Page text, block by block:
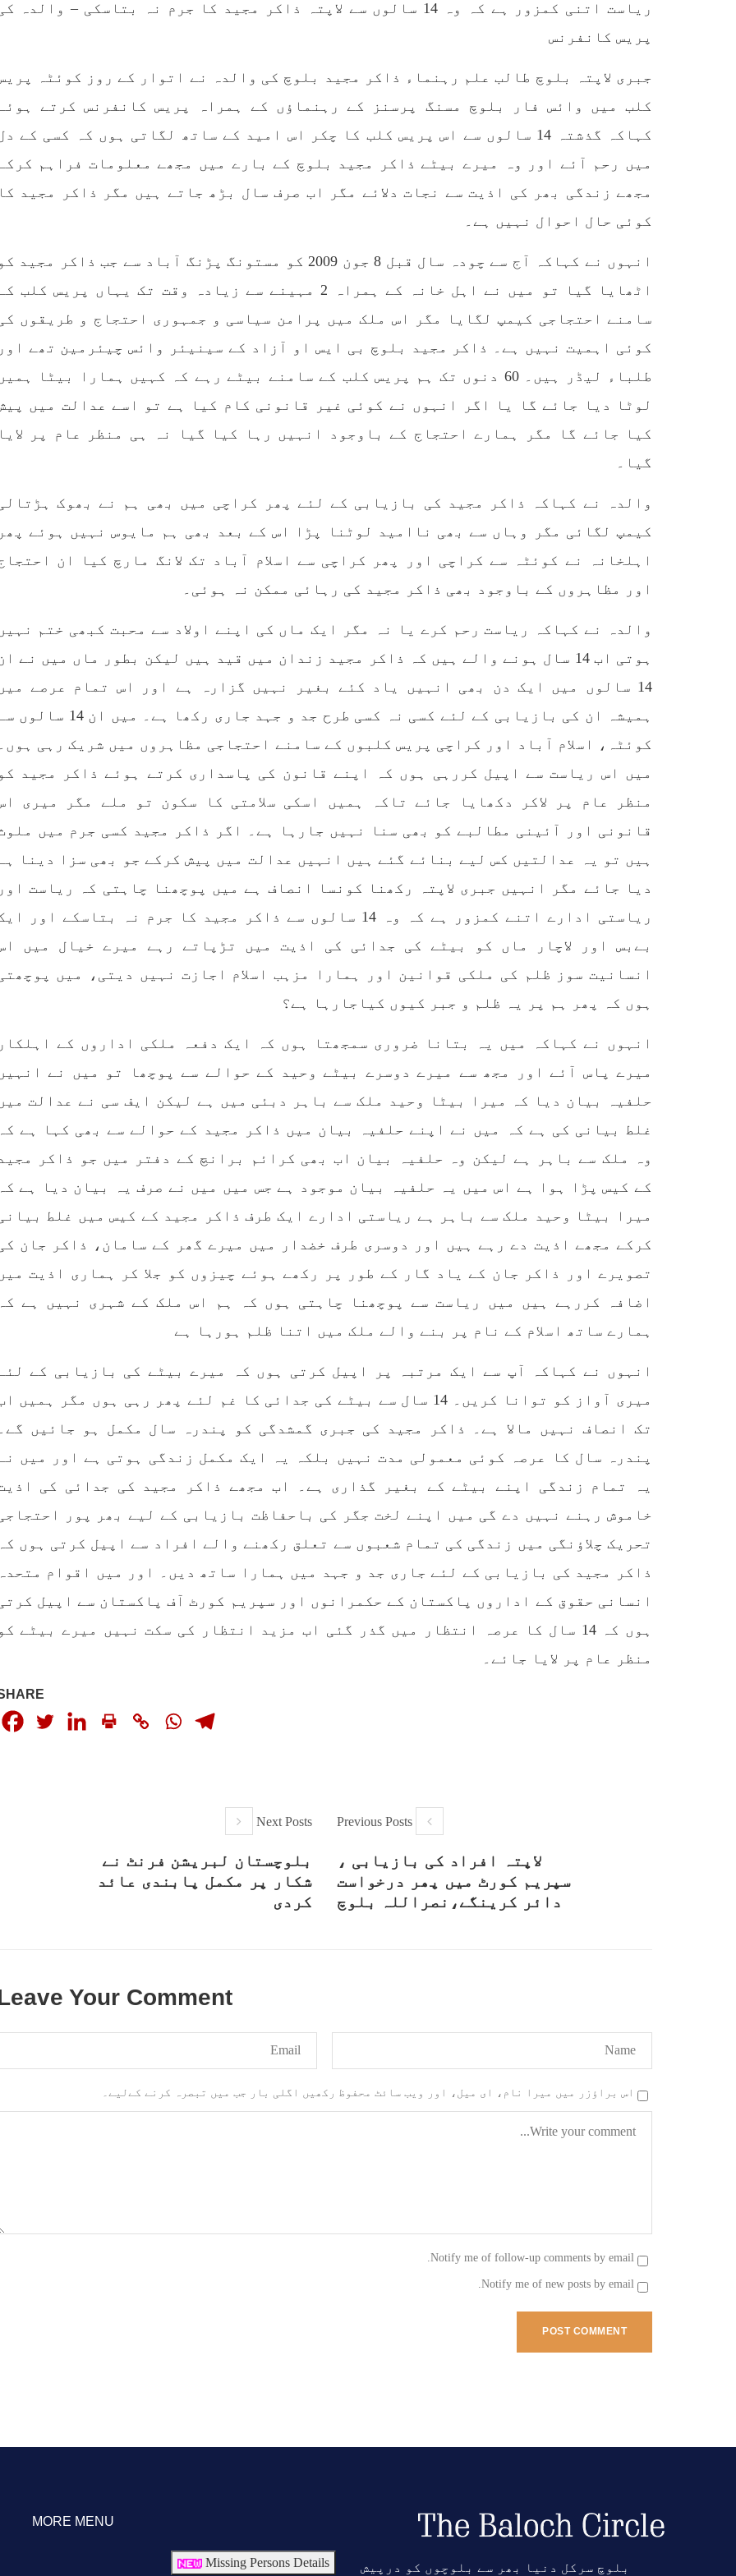
آفیشل سیکریٹ ایکٹ کے عام
شہریوں پر استعمال کی سخت
پہلے بھی جن شہریوں پر اِن
کردیا ہے۔ تفصیلات کے مطابق خاندانوں کی آواز دنیا
1865 VIEWS مئی 31, 2023
اور کہانی ختم ہوتی ہے – گہور
اور کہانی ختم ہوتی ہے! تحریر
: گہور مینگل نفسیاتی جنگ ایک
آزمودہ اور کارآمد ہتھیار
ممالک اپنے دشمنوں کی شکست و
اپنائے
مضامین
1977 VIEWS جون 2, 2023
نوجوانوں کی سیاسی شراکت
نوجوانوں کے عدم شرکت کی
وجوہات ۔ سلیم جالب بلوچ
تحریر،سلیم جالب بلوچ سابق
ممبر سینٹرل کمیٹی بی ایس او۔
طریقے سے پائے تکیمل تک
تجربہ کے ملاپ سے انکار ناممکن
بلوچستان
1786 VIEWS جون 2, 2023
شہید نجمہ بلوچ کو انصاف
کریں پاکستانی ریاست
۔ واجہ صدیق آزاد
پاکستان کی پنجابی
فوجی سرپرستی میں
دردناک واقعے سے دنیا
علاقے گشکور میں ایک
1590 VIEWS جون 3, 2023
جائے گا،بلوچ اسٹوڈنٹس ایکشن
کمیٹی
کے مرکزی ترجمان نے اپنے جاری
تنظیم کا تیسرا مرکزی کونسل
بنام صورت خان مری اور میر
محمد علی تالپور
SHARE
1713 VIEWS جون 7, 2023
گمشدگیوں کا بھی سامنا ہے-
بلوچ وومن فورم
نئی کابینہ، بلا مقابلہ
آرگنائزر بانک حنیفہ بلوچ
زکیہ ، شہناز بلوچ، ہانی بلوچ
، فرزانہ بلوچ، رقیہ بلوچ
SHARE
1686 VIEWS جون 7, 2023
بلوچ کو ماورائے
گرفتار کرکے لاپتہ
انسانی اور غیر
بلوچ اسٹوڈنٹس فرنٹ
اسٹوڈنٹس فرنٹ کے
ترجمان نے اپنے جاری
جاتے
ریاست اتنی کمزور ہے کہ وہ 14 سالوں سے لاپتہ ذاکر مجید کا جرم نہ بتاسکی – والدہ
پریس کانفرنس
جبری لاپتہ بلوچ طالب علم رہنماء ذاکر مجید بلوچ کی والدہ نے اتوار کے روز کوئٹہ
کلب میں وائس فار بلوچ مسنگ پرسنز کے رہنماؤں کے ہمراہ پریس کانفرنس کرتے
کہاکہ گذشتہ 14 سالوں سے اس پریس کلب کا چکر اس امید کے ساتھ لگاتی ہوں کہ کسی کے
میں رحم آئے اور وہ میرے بیٹے ذاکر مجید بلوچ کے بارے میں مجھے معلومات فراہم
مجھے زندگی بھر کی اذیت سے نجات دلائے مگر اب صرف سال بڑھ جاتے ہیں مگر ذاکر مجید کا
کوئی حال احوال نہیں ہے۔
انہوں نے کہاکہ آج سے چودہ سال قبل 8 جون 2009 کو مستونگ پڑنگ آباد سے جب ذاکر مجید کو
اٹھایا گیا تو میں نے اہل خانہ کے ہمراہ 2 مہینے سے زیادہ وقت تک یہاں پریس کلب
سامنے احتجاجی کیمپ لگایا مگر اس ملک میں پرامن سیاسی و جمہوری احتجاج و طریقوں
کوئی اہمیت نہیں ہے۔ ذاکر مجید بلوچ بی ایس او آزاد کے سینیئر وائس چیئرمین تھے اور
طلباء لیڈر ہیں۔ 60 دنوں تک ہم پریس کلب کے سامنے بیٹے رہے کہ کہیں ہمارا بیٹا
لوٹا دیا جائے گا یا اگر انہوں نے کوئی غیر قانونی کام کیا ہے تو اسے عدالت میں
کیا جائے گا مگر ہمارے احتجاج کے باوجود انہیں رہا کیا گیا نہ ہی منظر عام پر لایا
گیا۔
والدہ نے کہاکہ ذاکر مجید کی بازیابی کے لئے پھر کراچی میں بھی ہم نے بھوک
کیمپ لگائی مگر وہاں سے بھی ناامید لوٹنا پڑا اس کے بعد بھی ہم مایوس نہیں ہوئے پھر
اہلخانہ نے کوئٹہ سے کراچی اور پھر کراچی سے اسلام آباد تک لانگ مارچ کیا ان
اور مظاہروں کے باوجود بھی ذاکر مجید کی رہائی ممکن نہ ہوئی۔
والدہ نے کہاکہ ریاست رحم کرے یا نہ مگر ایک ماں کی اپنے اولاد سے محبت کبھی ختم
ہوتی اب 14 سال ہونے والے ہیں کہ ذاکر مجید زندان میں قید ہیں لیکن بطور ماں میں نے
14 سالوں میں ایک دن بھی انہیں یاد کئے بغیر نہیں گزارہ ہے اور اس تمام عرصے
ہمیشہ ان کی بازیابی کے لئے کسی نہ کسی طرح جد و جہد جاری رکھا ہے۔ میں ان 14
کوئٹہ، اسلام آباد اور کراچی پریس کلبوں کے سامنے احتجاجی مظاہروں میں شریک رہی ہوں۔
میں اس ریاست سے اپیل کررہی ہوں کہ اپنے قانون کی پاسداری کرتے ہوئے ذاکر مجید کو
منظر عام پر لاکر دکھایا جائے تاکہ ہمیں اسکی سلامتی کا سکون تو ملے مگر میری
قانونی اور آئینی مطالبے کو بھی سنا نہیں جارہا ہے۔ اگر ذاکر مجید کسی جرم میں
ہیں تو یہ عدالتیں کس لیے بنائے گئے ہیں انہیں عدالت میں پیش کرکے جو بھی سزا دینا
دیا جائے مگر انہیں جبری لاپتہ رکھنا کونسا انصاف ہے میں پوچھنا چاہتی کہ ریاست اور
ریاستی ادارے اتنے کمزور ہے کہ وہ 14 سالوں سے ذاکر مجید کا جرم نہ بتاسکے اور
بےبس اور لاچار ماں کو بیٹے کی جدائی کی اذیت میں تڑپاتے رہے میرے خیال میں
انسانیت سوز ظلم کی ملکی قوانین اور ہمارا مزہب اسلام اجازت نہیں دیتی، میں
ہوں کہ پھر ہم پر یہ ظلم و جبر کیوں کیاجارہا ہے؟
انہوں نے کہاکہ میں یہ بتانا ضروری سمجھتا ہوں کہ ایک دفعہ ملکی اداروں کے اہلکار
میرے پاس آئے اور مجھ سے میرے دوسرے بیٹے وحید کے حوالے سے پوچھا تو میں نے
حلفیہ بیان دیا کہ میرا بیٹا وحید ملک سے باہر دبئی میں ہے لیکن ایف سی نے عدالت
غلط بیانی کی ہے کہ میں نے اپنے حلفیہ بیان میں ذاکر مجید کے حوالے سے بھی کہا ہے کہ
وہ ملک سے باہر ہے لیکن وہ حلفیہ بیان اب بھی کرائم برانچ کے دفتر میں جو ذاکر مجید
کے کیس پڑا ہوا ہے اس میں یہ حلفیہ بیان موجود ہے جس میں میں نے صرف یہ بیان دیا ہے کہ
میرا بیٹا وحید ملک سے باہر ہے ریاستی ادارے ایک طرف ذاکر مجید کے کیس میں غلط
کرکے مجھے اذیت دے رہے ہیں اور دوسری طرف خضدار میں میرے گھر کے سامان، ذاکر جان
تصویرے اور ذاکر جان کے یاد گار کے طور پر رکھے ہوئے چیزوں کو جلا کر ہماری اذیت
اضافہ کررہے ہیں میں ریاست سے پوچھنا چاہتی ہوں کہ ہم اس ملک کے شہری نہیں ہے کہ
ہمارے ساتھ اسلام کے نام پر بنے والے ملک میں اتنا ظلم ہورہا ہے
انہوں نے کہاکہ آپ سے ایک مرتبہ پر اپیل کرتی ہوں کہ میرے بیٹے کی بازیابی کے
میری آواز کو توانا کریں۔ 14 سال سے بیٹے کی جدائی کا غم لئے پھر رہی ہوں مگر ہمیں
تک انصاف نہیں مالا ہے۔ ذاکر مجید کی جبری گمشدگی کو پندرہ سال مکمل ہو جائیں گے۔
پندرہ سال کا عرصہ کوئی معمولی مدت نہیں بلکہ یہ ایک مکمل زندگی ہوتی ہے اور میں
یہ تمام زندگی اپنے بیٹے کے بغیر گذاری ہے۔ اب مجھے ذاکر مجید کی جدائی کی
خاموش رہنے نہیں دے گی میں اپنے لخت جگر کی باحفاظت بازیابی کے لیے بھر پور
تحریک چلاؤنگی میں زندگی کی تمام شعبوں سے تعلق رکھنے والے افراد سے اپیل کرتی ہوں کہ
ذاکر مجید کی بازیابی کے لئے جاری جد و جہد میں ہمارا ساتھ دیں۔ اور میں اقوام متحدہ
انسانی حقوق کے اداروں پاکستان کے حکمرانوں اور سپریم کورٹ آف پاکستان سے اپیل
ہوں کہ 14 سال کا عرصہ انتظار میں گذر گئی اب مزید انتظار کی سکت نہیں میرے بیٹے کو
منظر عام پر لایا جائے۔
Previous Posts
لاپتہ افراد کی بازیابی ،
سپریم کورٹ میں پھر درخواست
دائر کرینگے،نصراللہ بلوچ
Next Posts
بلوچستان لبریشن فرنٹ نے
شکار پر مکمل پابندی عائد
کردی
Your Comment
اس براؤزر میں میرا نام، ای میل، اور ویب سائٹ محفوظ رکھیں اگلی بار جب میں تبصرہ کرنے کےلیے۔
Notify me of follow-up comments by email.
Notify me of new posts by email.
بلوچ سرکل دنیا بھر سے بلوچوں کو درپیش
MORE MENU
Missing Persons Details